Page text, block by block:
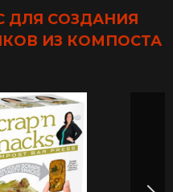
ДЛЯ СОЗДАНИЯ
ИЗ КОМПОСТА